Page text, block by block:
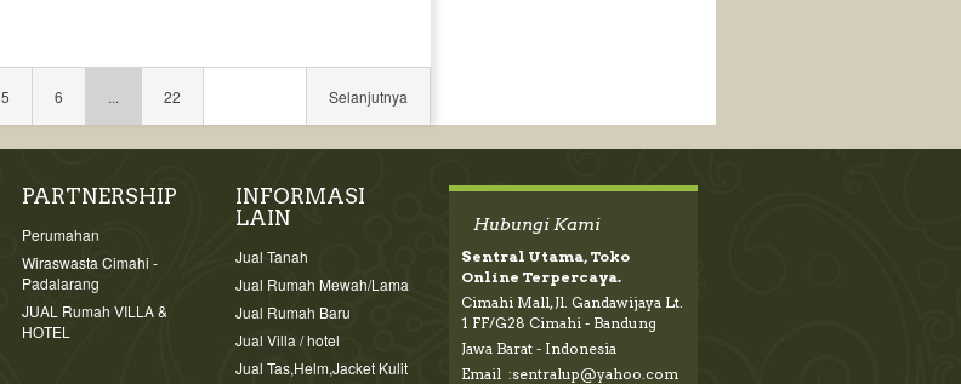
5 6 ... 22 Selanjutnya
PARTNERSHIP
Perumahan
Wiraswasta Cimahi -
Padalarang
JUAL Rumah VILLA &
HOTEL
INFORMASI
LAIN
Jual Tanah
Jual Rumah Mewah/Lama
Jual Rumah Baru
Jual Villa / hotel
Jual Tas,Helm,Jacket Kulit
Hubungi Kami
Sentral Utama, Toko
Online Terpercaya.
Cimahi Mall, Jl. Gandawijaya Lt.
1 FF/G28 Cimahi - Bandung
Jawa Barat - Indonesia
Email :sentralup@yahoo.com